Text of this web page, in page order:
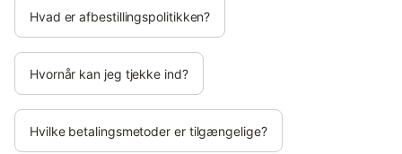
Hvad er afbestillingspolitikken?
Hvornår kan jeg tjekke ind?
Hvilke betalingsmetoder er tilgængelige?